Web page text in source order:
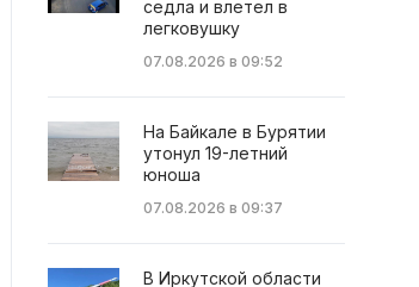
седла и влетел в
легковушку
07.08.2026 в 09:52
На Байкале в Бурятии
утонул 19-летний
юноша
07.08.2026 в 09:37
В Иркутской области